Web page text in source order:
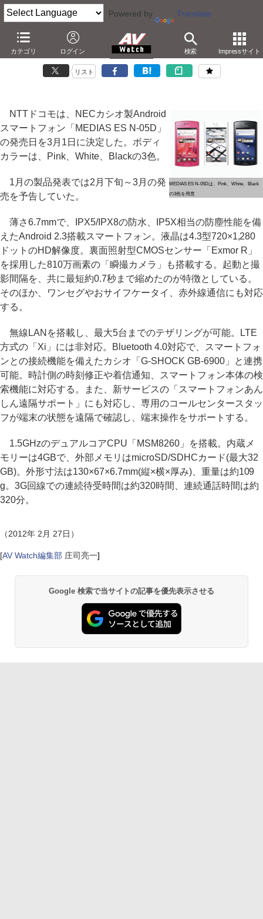
Powered by Translate
カテゴリ ログイン 検索 Impressサイト
ドコモ、「MEDIAS ES N-05D」を3月1日発売
－薄さ6.7mmで防水/防塵。「G-SHOCK」連携も
リスト
MEDIAS ES N-05Dは、Pink、White、Black
の3色を用意
NTTドコモは、NECカシオ製Android
スマートフォン「MEDIAS ES N-05D」
の発売日を3月1日に決定した。ボディ
カラーは、Pink、White、Blackの3色。
1月の製品発表では2月下旬～3月の発
売を予告していた。
薄さ6.7mmで、IPX5/IPX8の防水、IP5X相当の防塵性能を備
えたAndroid 2.3搭載スマートフォン。液晶は4.3型720×1,280
ドットのHD解像度。裏面照射型CMOSセンサー「Exmor R」
を採用した810万画素の「瞬撮カメラ」も搭載する。起動と撮
影間隔を、共に最短約0.7秒まで縮めたのが特徴としている。
そのほか、ワンセグやおサイフケータイ、赤外線通信にも対応
する。
無線LANを搭載し、最大5台までのテザリングが可能。LTE
方式の「Xi」には非対応。Bluetooth 4.0対応で、スマートフォ
ンとの接続機能を備えたカシオ「G-SHOCK GB-6900」と連携
可能。時計側の時刻修正や着信通知、スマートフォン本体の検
索機能に対応する。また、新サービスの「スマートフォンあん
しん遠隔サポート」にも対応し、専用のコールセンタースタッ
フが端末の状態を遠隔で確認し、端末操作をサポートする。
1.5GHzのデュアルコアCPU「MSM8260」を搭載。内蔵メ
モリーは4GBで、外部メモリはmicroSD/SDHCカード(最大32
GB)。外形寸法は130×67×6.7mm(縦×横×厚み)、重量は約109
g。3G回線での連続待受時間は約320時間、連続通話時間は約
320分。
（2012年 2月 27日）
[AV Watch編集部 庄司亮一]
Google 検索で当サイトの記事を優先表示させる